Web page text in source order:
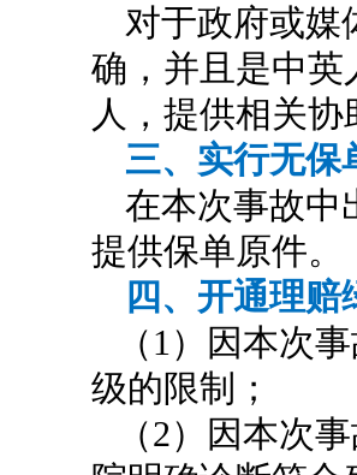
对于政府或媒
确，并且是中
人，提供相关协
三、实行无保
在本次事故中
提供保单原件。
四、开通理
（1）因本次
级的限制；
（2）因本次